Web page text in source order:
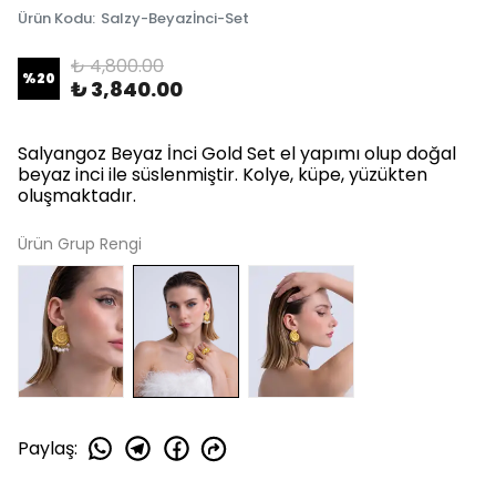
Ürün Kodu: Salzy-Beyazİnci-Set
%20 ₺ 4,800.00
₺ 3,840.00
Salyangoz Beyaz İnci Gold Set el yapımı olup doğal
beyaz inci ile süslenmiştir. Kolye, küpe, yüzükten
oluşmaktadır.
Ürün Grup Rengi
Paylaş: